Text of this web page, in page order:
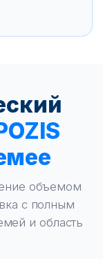
объемом
с полным
и область